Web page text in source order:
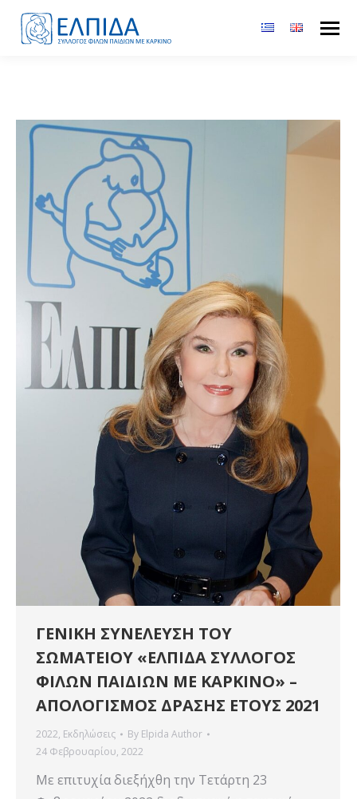
ΓΕΝΙΚΗ ΣΥΝΕΛΕΥΣΗ ΤΟΥ
ΣΩΜΑΤΕΙΟΥ «ΕΛΠΙΔΑ ΣΥΛΛΟΓΟΣ
ΦΙΛΩΝ ΠΑΙΔΙΩΝ ΜΕ ΚΑΡΚΙΝΟ» –
ΑΠΟΛΟΓΙΣΜΟΣ ΔΡΑΣΗΣ ΕΤΟΥΣ 2021
2022, Εκδηλώσεις By Elpida Author
24 Φεβρουαρίου, 2022
Mε επιτυχία διεξήχθη την Τετάρτη 23